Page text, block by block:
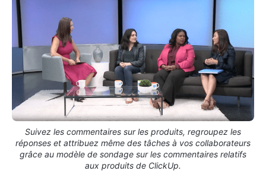
Suivez les commentaires sur les produits, regroupez les
réponses et attribuez même des tâches à vos collaborateurs
grâce au modèle de sondage sur les commentaires relatifs
aux produits de ClickUp.